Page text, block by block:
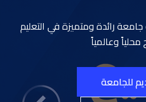
رائدة ومتميزة في التعليم
وعالمياً
للجامعة